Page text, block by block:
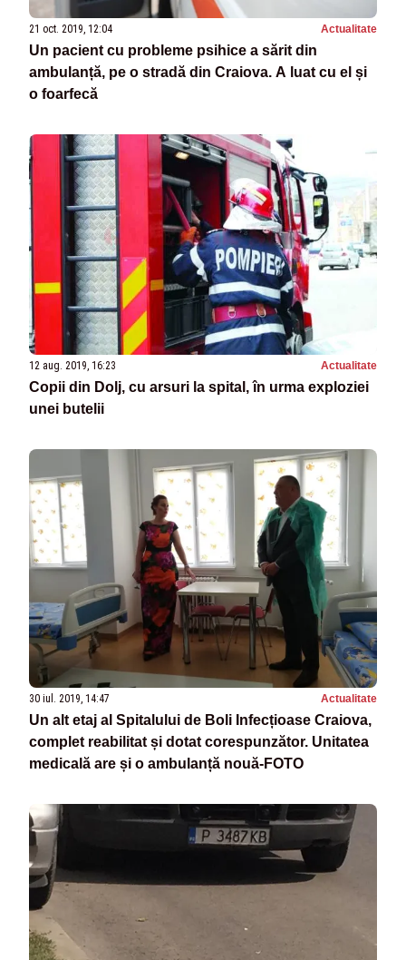
21 oct. 2019, 12:04 Actualitate
Un pacient cu probleme psihice a sărit din
ambulanță, pe o stradă din Craiova. A luat cu el și
o foarfecă
12 aug. 2019, 16:23 Actualitate
Copii din Dolj, cu arsuri la spital, în urma exploziei
unei butelii
30 iul. 2019, 14:47 Actualitate
Un alt etaj al Spitalului de Boli Infecțioase Craiova,
complet reabilitat și dotat corespunzător. Unitatea
medicală are și o ambulanță nouă-FOTO